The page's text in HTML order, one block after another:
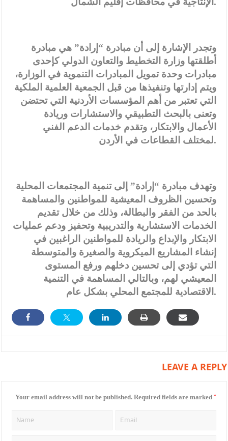
وتجدر الإشارة إلى أن مبادرة “إرادة” هي مبادرة
أطلقتها وزارة التخطيط والتعاون الدولي كإحدى
مبادرات وحدة تمويل المبادرات التنموية في الوزارة،
ويتم إدارتها وتنفيذها من قبل الجمعية العلمية الملكية
التي تعتبر من أهم المؤسسات الأردنية التي تحتضن
وتعنى بالبحث التطبيقي والاستشارات وريادة
الأعمال والابتكار، وتقدم خدمات الدعم الفني
لمختلف القطاعات في الأردن.
وتهدف مبادرة “إرادة” إلى تنمية المجتمعات المحلية
وتحسين الظروف المعيشية للمواطنين والمساهمة
بالحد من الفقر والبطالة، وذلك من خلال تقديم
الخدمات الاستشارية والتدريبية وتحفيز ودعم عمليات
الابتكار والإبداع والريادة للمواطنين الراغبين في
إنشاء المشاريع الميكروية والصغيرة والمتوسطة
التي تؤدي إلى تحسين دخلهم ورفع المستوى
المعيشي لهم، وبالتالي المساهمة في التنمية
الاقتصادية للمجتمع المحلي بشكل عام.
LEAVE A REPLY
Your email address will not be published. Required fields are marked *